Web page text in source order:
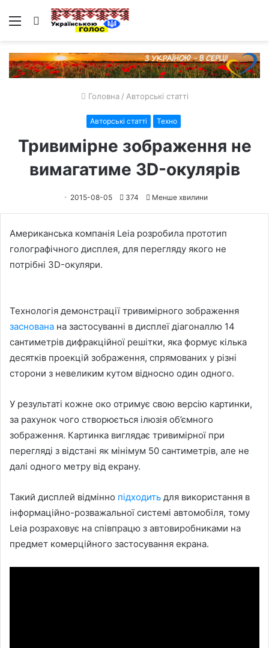
Меню Пошук
Головна / Авторські статті
Авторські статті Техно
Тривимірне зображення не
вимагатиме 3D-окулярів
2015-08-05 374 Менше хвилини
Американська компанія Leia розробила прототип
голографічного дисплея, для перегляду якого не
потрібні 3D-окуляри.
Технологія демонстрації тривимірного зображення
заснована на застосуванні в дисплеї діагоналлю 14
сантиметрів дифракційної решітки, яка формує кілька
десятків проекцій зображення, спрямованих у різні
сторони з невеликим кутом відносно один одного.
У результаті кожне око отримує свою версію картинки,
за рахунок чого створюється ілюзія об’ємного
зображення. Картинка виглядає тривимірної при
перегляді з відстані як мінімум 50 сантиметрів, але не
далі одного метру від екрану.
Такий дисплей відмінно підходить для використання в
інформаційно-розважальної системі автомобіля, тому
Leia розраховує на співпрацю з автовиробниками на
предмет комерційного застосування екрана.